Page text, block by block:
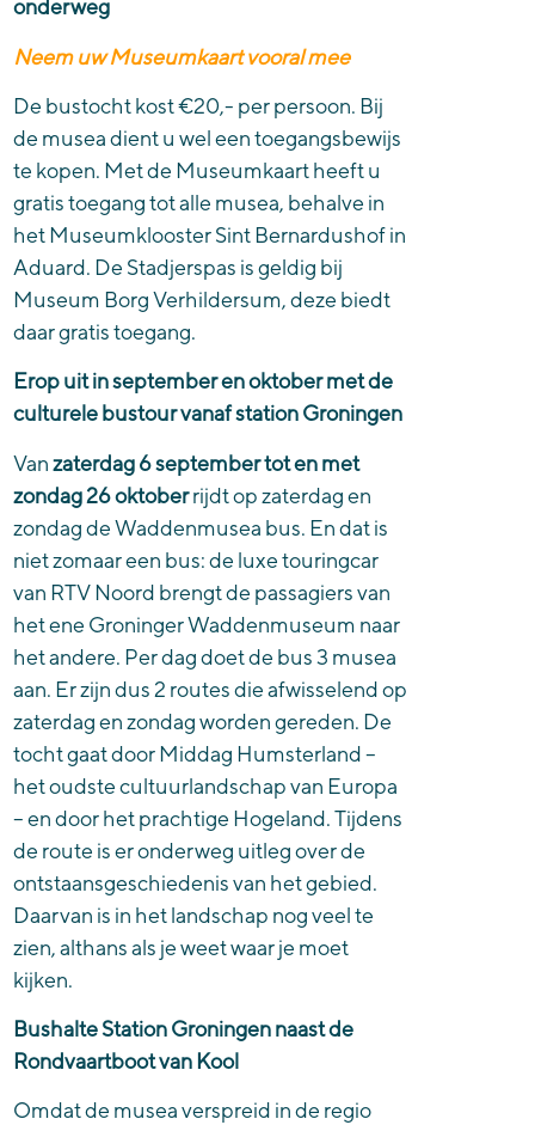
onderweg
Neem uw Museumkaart vooral mee
De bustocht kost €20,- per persoon. Bij
de musea dient u wel een toegangsbewijs
te kopen. Met de Museumkaart heeft u
gratis toegang tot alle musea, behalve in
het Museumklooster Sint Bernardushof in
Aduard. De Stadjerspas is geldig bij
Museum Borg Verhildersum, deze biedt
daar gratis toegang.
Erop uit in september en oktober met de
culturele bustour vanaf station Groningen
Vanzaterdag 6 september tot en met
zondag 26 oktoberrijdt op zaterdag en
zondag de Waddenmusea bus. En dat is
niet zomaar een bus: de luxe touringcar
van RTV Noord brengt de passagiers van
het ene Groninger Waddenmuseum naar
het andere. Per dag doet de bus 3 musea
aan. Er zijn dus 2 routes die afwisselend op
zaterdag en zondag worden gereden. De
tocht gaat door Middag Humsterland –
het oudste cultuurlandschap van Europa
– en door het prachtige Hogeland. Tijdens
de route is er onderweg uitleg over de
ontstaansgeschiedenis van het gebied.
Daarvan is in het landschap nog veel te
zien, althans als je weet waar je moet
kijken.
Bushalte Station Groningen naast de
Rondvaartboot van Kool
Omdat de musea verspreid in de regio